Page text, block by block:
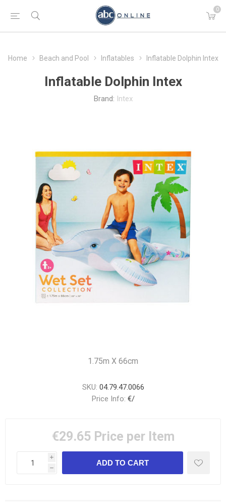
0
Home Beach and Pool Inflatables Inflatable Dolphin Intex
Inflatable Dolphin Intex
Brand: Intex
1.75m X 66cm
SKU: 04.79.47.0066
Price Info: €/
€29.65 Price per Item
i
h